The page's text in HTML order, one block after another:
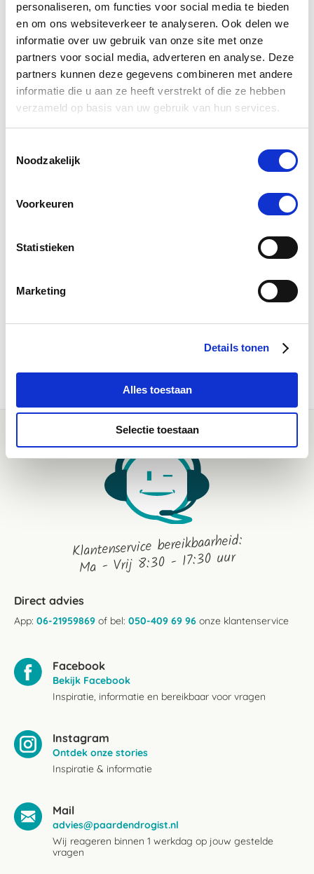
personaliseren, om functies voor social media te bieden
en om ons websiteverkeer te analyseren. Ook delen we
informatie over uw gebruik van onze site met onze
partners voor social media, adverteren en analyse. Deze
partners kunnen deze gegevens combineren met andere
informatie die u aan ze heeft verstrekt of die ze hebben
verzameld op basis van uw gebruik van hun services.
Noodzakelijk
Voorkeuren
Statistieken
Marketing
Details tonen
Alles toestaan
Selectie toestaan
Phytonics Skin Cream 50 ml
€ 17,75 € 16,86
Voeg toe aan winkeltas Voeg
Klantenservice bereikbaarheid:
Ma - Vrij 8:30 - 17:30 uur
Direct advies
App: 06-21959869 of bel: 050-409 69 96 onze klantenservice
Facebook
Bekijk Facebook
Inspiratie, informatie en bereikbaar voor vragen
Instagram
Ontdek onze stories
Inspiratie & informatie
Mail
advies@paardendrogist.nl
Wij reageren binnen 1 werkdag op jouw gestelde
vragen